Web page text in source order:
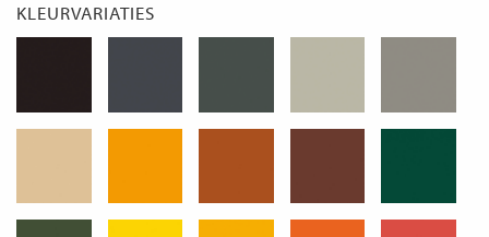
KLEURVARIATIES